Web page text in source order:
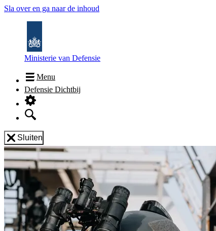
Sla over en ga naar de inhoud
Ministerie van Defensie
Menu
Defensie Dichtbij
Sluiten